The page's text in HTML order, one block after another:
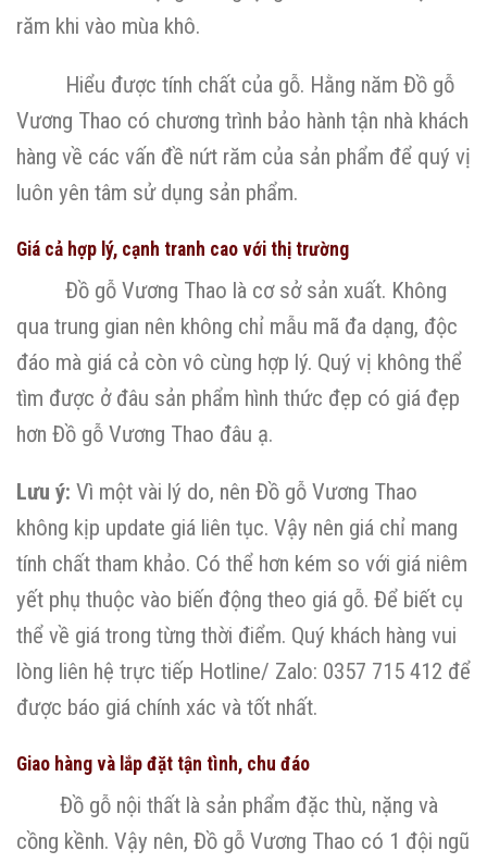
răm khi vào mùa khô.
Hiểu được tính chất của gỗ. Hằng năm Đồ gỗ
Vương Thao có chương trình bảo hành tận nhà khách
hàng về các vấn đề nứt răm của sản phẩm để quý vị
luôn yên tâm sử dụng sản phẩm.
Giá cả hợp lý, cạnh tranh cao với thị trường
Đồ gỗ Vương Thao là cơ sở sản xuất. Không
qua trung gian nên không chỉ mẫu mã đa dạng, độc
đáo mà giá cả còn vô cùng hợp lý. Quý vị không thể
tìm được ở đâu sản phẩm hình thức đẹp có giá đẹp
hơn Đồ gỗ Vương Thao đâu ạ.
Lưu ý: Vì một vài lý do, nên Đồ gỗ Vương Thao
không kịp update giá liên tục. Vậy nên giá chỉ mang
tính chất tham khảo. Có thể hơn kém so với giá niêm
yết phụ thuộc vào biến động theo giá gỗ. Để biết cụ
thể về giá trong từng thời điểm. Quý khách hàng vui
lòng liên hệ trực tiếp Hotline/ Zalo: 0357 715 412 để
được báo giá chính xác và tốt nhất.
Giao hàng và lắp đặt tận tình, chu đáo
Đồ gỗ nội thất là sản phẩm đặc thù, nặng và
cồng kềnh. Vậy nên, Đồ gỗ Vương Thao có 1 đội ngũ